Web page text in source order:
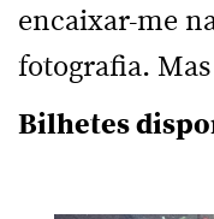
encaixar-me
fotografia.
Bilhetes